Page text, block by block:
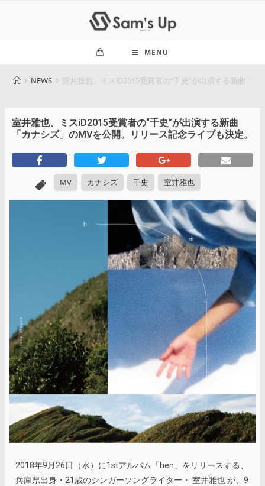
MENU
NEWS 室井雅也、ミスiD2015受賞者の“千史”が出演する新曲「
室井雅也、ミスiD2015受賞者の“千史”が出演する新曲
「カナシズ」のMVを公開。リリース記念ライブも決定。
MV カナシズ 千史 室井雅也
2018年9月26日（水）に1stアルバム「hen」をリリースする、
兵庫県出身・21歳のシンガーソングライター・ 室井雅也 が、9